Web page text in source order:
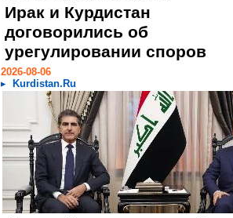
Ирак и Курдистан
договорились об
урегулировании споров
2026-08-06
Kurdistan.Ru